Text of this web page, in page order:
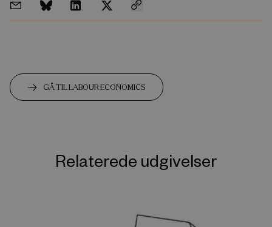
GÅ TIL LABOUR ECONOMICS
Relaterede udgivelser